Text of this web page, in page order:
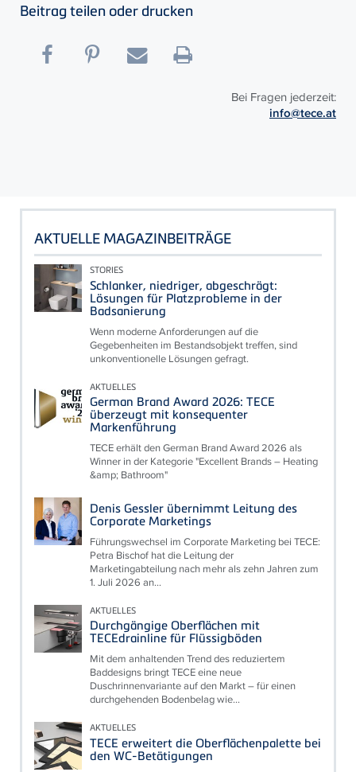
Beitrag teilen oder drucken
Bei Fragen jederzeit:
info@tece.at
AKTUELLE MAGAZINBEITRÄGE
STORIES
Schlanker, niedriger, abgeschrägt:
Lösungen für Platzprobleme in der
Badsanierung
Wenn moderne Anforderungen auf die
Gegebenheiten im Bestandsobjekt treffen, sind
unkonventionelle Lösungen gefragt.
AKTUELLES
German Brand Award 2026: TECE
überzeugt mit konsequenter
Markenführung
TECE erhält den German Brand Award 2026 als
Winner in der Kategorie "Excellent Brands – Heating
&amp; Bathroom"
Denis Gessler übernimmt Leitung des
Corporate Marketings
Führungswechsel im Corporate Marketing bei TECE:
Petra Bischof hat die Leitung der
Marketingabteilung nach mehr als zehn Jahren zum
1. Juli 2026 an...
AKTUELLES
Durchgängige Oberflächen mit
TECEdrainline für Flüssigböden
Mit dem anhaltenden Trend des reduziertem
Baddesigns bringt TECE eine neue
Duschrinnenvariante auf den Markt – für einen
durchgehenden Bodenbelag wie...
AKTUELLES
TECE erweitert die Oberflächenpalette bei
den WC-Betätigungen